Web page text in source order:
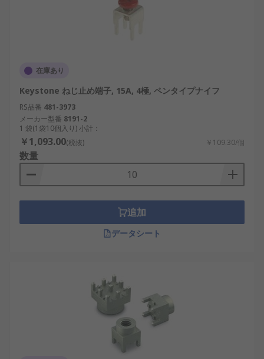
在庫あり
Keystone ねじ止め端子, 15A, 4極, ペンタイプナイフ
RS品番 481-3973
メーカー型番 8191-2
1 袋(1袋10個入り) 小計：
￥1,093.00(税抜) ￥109.30/個
数量
追加
データシート